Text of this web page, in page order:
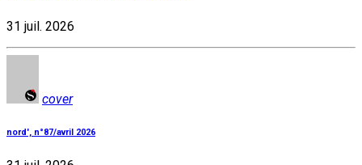
31 juil. 2026
cover
nord', n°87/avril 2026